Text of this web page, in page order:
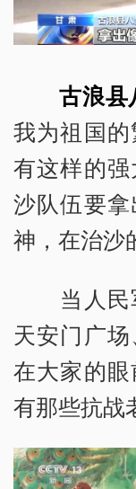
古浪县
我为祖国
有这样的
沙队伍要
神，在治沙
当人民
天安门广
在大家的
有那些抗战